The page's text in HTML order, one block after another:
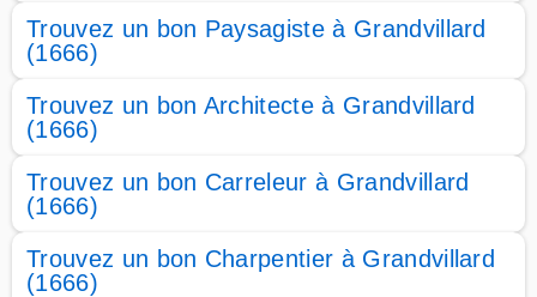
Trouvez un bon Paysagiste à Grandvillard
(1666)
Trouvez un bon Architecte à Grandvillard
(1666)
Trouvez un bon Carreleur à Grandvillard
(1666)
Trouvez un bon Charpentier à Grandvillard
(1666)